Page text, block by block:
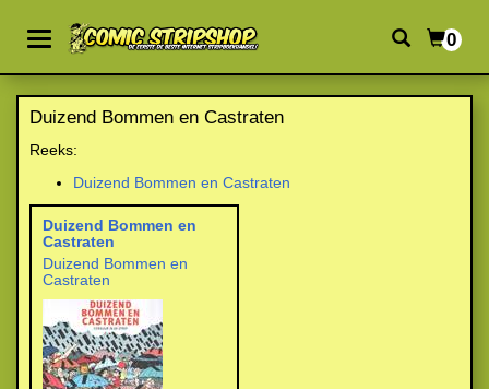
0
Duizend Bommen en Castraten
Reeks:
Duizend Bommen en Castraten
Duizend Bommen en
Castraten
Duizend Bommen en
Castraten